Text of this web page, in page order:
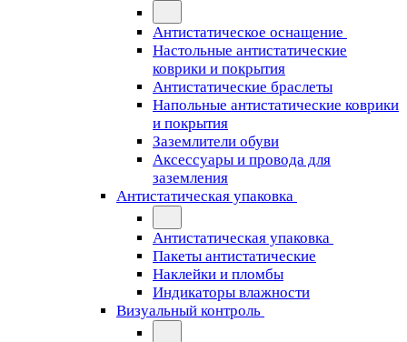
Антистатическое оснащение
Настольные антистатические
коврики и покрытия
Антистатические браслеты
Напольные антистатические коврики
и покрытия
Заземлители обуви
Аксессуары и провода для
заземления
Антистатическая упаковка
Антистатическая упаковка
Пакеты антистатические
Наклейки и пломбы
Индикаторы влажности
Визуальный контроль